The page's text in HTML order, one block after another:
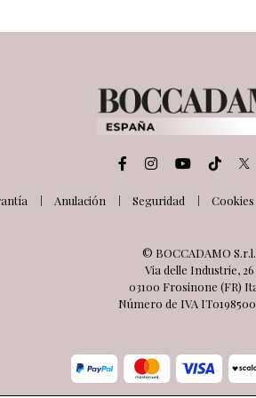
Anulación Seguridad Cookies
© BOCCADAMO S.r.l.
Via delle Industrie, 26
03100 Frosinone (FR)
Número de IVA